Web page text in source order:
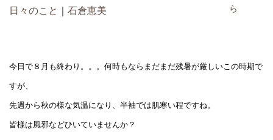
ら
日々のこと
石倉恵美
今日で８月も終わり。。。何時もならまだまだ残暑が厳しいこの時期で
すが、
先週から秋の様な気温になり、半袖では肌寒い程ですね。
皆様は風邪などひいていませんか？